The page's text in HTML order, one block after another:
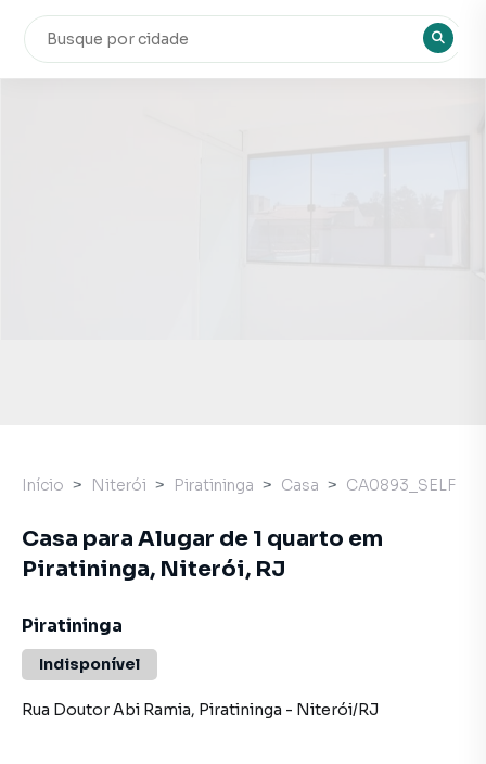
Início Niterói Piratininga Casa CA0893_SELF
Casa para Alugar de 1 quarto em
Piratininga, Niterói, RJ
Piratininga
Indisponível
Rua Doutor Abi Ramia, Piratininga - Niterói/RJ